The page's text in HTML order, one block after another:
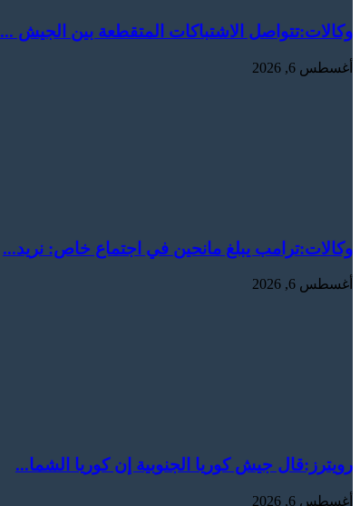
وكالات:‏تتواصل الاشتباكات المتقطعة بين الجيش ...
أغسطس 6, 2026
وكالات:‏ترامب يبلغ مانحين في اجتماع خاص: نريد...
أغسطس 6, 2026
رويترز:‏قال جيش كوريا الجنوبية إن كوريا الشما...
أغسطس 6, 2026